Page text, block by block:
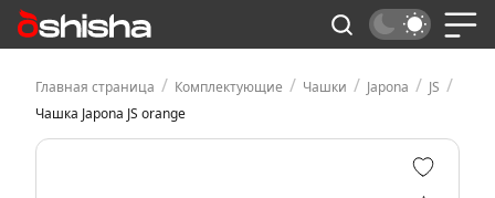
Главная страница / Комплектующие / Чашки / Japona / JS /
Чашка Japona JS orange